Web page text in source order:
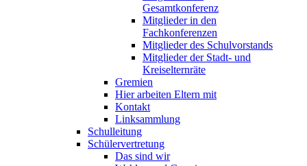
Gesamtkonferenz
Mitglieder in den
Fachkonferenzen
Mitglieder des Schulvorstands
Mitglieder der Stadt- und
Kreiselternräte
Gremien
Hier arbeiten Eltern mit
Kontakt
Linksammlung
Schulleitung
Schülervertretung
Das sind wir